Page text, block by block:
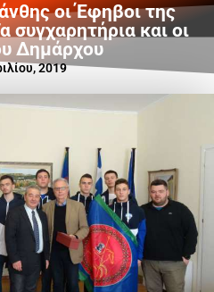
οι Έφηβοι της
συγχαρητήρια και οι
Δημάρχου
2019